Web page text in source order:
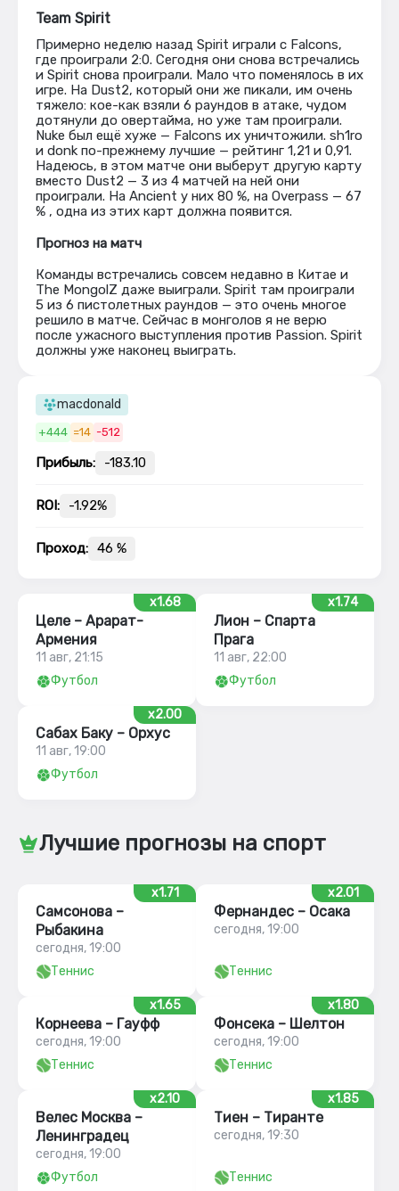
Team Spirit
Примерно неделю назад Spirit играли с Falcons,
где проиграли 2:0. Сегодня они снова встречались
и Spirit снова проиграли. Мало что поменялось в их
игре. На Dust2, который они же пикали, им очень
тяжело: кое-как взяли 6 раундов в атаке, чудом
дотянули до овертайма, но уже там проиграли.
Nuke был ещё хуже — Falcons их уничтожили. sh1ro
и donk по-прежнему лучшие — рейтинг 1,21 и 0,91.
Надеюсь, в этом матче они выберут другую карту
вместо Dust2 — 3 из 4 матчей на ней они
проиграли. На Ancient у них 80 %, на Overpass — 67
% , одна из этих карт должна появится.
Прогноз на матч
Команды встречались совсем недавно в Китае и
The MongolZ даже выиграли. Spirit там проиграли
5 из 6 пистолетных раундов — это очень многое
решило в матче. Сейчас в монголов я не верю
после ужасного выступления против Passion. Spirit
должны уже наконец выиграть.
macdonald
+444 =14 -512
Прибыль: -183.10
ROI: -1.92%
Проход: 46 %
x1.68
Целе – Арарат-
Армения
11 авг, 21:15
Футбол
x1.74
Лион – Спарта
Прага
11 авг, 22:00
Футбол
x2.00
Сабах Баку – Орхус
11 авг, 19:00
Футбол
Лучшие прогнозы на спорт
x1.71
Самсонова –
Рыбакина
сегодня, 19:00
Теннис
x2.01
Фернандес – Осака
сегодня, 19:00
Теннис
x1.65
Корнеева – Гауфф
сегодня, 19:00
Теннис
x1.80
Фонсека – Шелтон
сегодня, 19:00
Теннис
x2.10
Велес Москва –
Ленинградец
сегодня, 19:00
Футбол
x1.85
Тиен – Тиранте
сегодня, 19:30
Теннис